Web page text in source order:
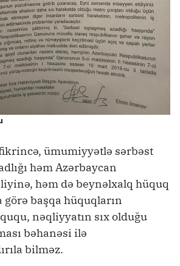
fikrincə, ümumiyyətlə sərbəst
həm Azərbaycan
həm də beynəlxalq hüquq
görə başqa hüquqların
nəqliyyatın sıx olduğu
bəhanəsi ilə
bilməz.